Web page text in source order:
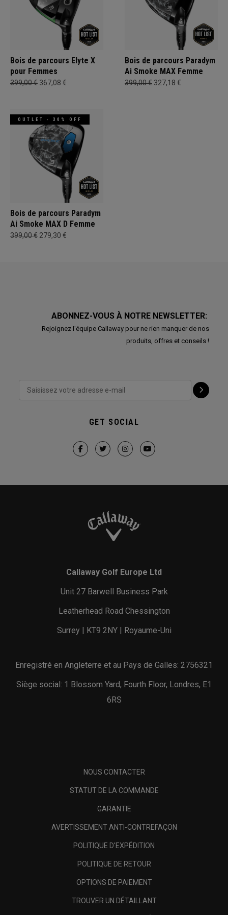
Bois de parcours Elyte X
pour Femmes
399,00 € 367,08 €
Bois de parcours Paradym
Ai Smoke MAX Femme
399,00 € 327,18 €
OUTLET - 30% OFF
Bois de parcours Paradym
Ai Smoke MAX D Femme
399,00 € 279,30 €
ABONNEZ-VOUS À NOTRE NEWSLETTER:
Rejoignez l'équipe Callaway pour ne rien manquer de nos
produits, offres et conseils !
GET SOCIAL
Callaway Golf Europe Ltd
Unit 27 Barwell Business Park
Leatherhead Road Chessington
Surrey | KT9 2NY | Royaume-Uni
Enregistré en Angleterre et au Pays de Galles: 2756321
Siège social: 1 Blossom Yard, Fourth Floor, Londres, E1
6RS
NOUS CONTACTER
STATUT DE LA COMMANDE
GARANTIE
AVERTISSEMENT ANTI-CONTREFAÇON
POLITIQUE D'EXPÉDITION
POLITIQUE DE RETOUR
OPTIONS DE PAIEMENT
TROUVER UN DÉTAILLANT